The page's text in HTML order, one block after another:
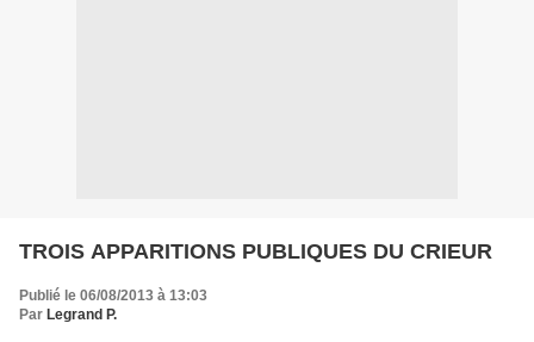
TROIS APPARITIONS PUBLIQUES DU CRIEUR
Publié le 06/08/2013 à 13:03
Par Legrand P.